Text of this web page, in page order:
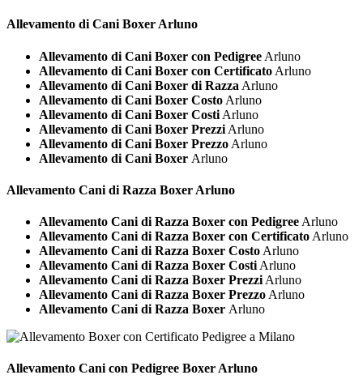
Allevamento di Cani Boxer Arluno
Allevamento di Cani Boxer con Pedigree Arluno
Allevamento di Cani Boxer con Certificato Arluno
Allevamento di Cani Boxer di Razza Arluno
Allevamento di Cani Boxer Costo Arluno
Allevamento di Cani Boxer Costi Arluno
Allevamento di Cani Boxer Prezzi Arluno
Allevamento di Cani Boxer Prezzo Arluno
Allevamento di Cani Boxer Arluno
Allevamento Cani di Razza Boxer Arluno
Allevamento Cani di Razza Boxer con Pedigree Arluno
Allevamento Cani di Razza Boxer con Certificato Arluno
Allevamento Cani di Razza Boxer Costo Arluno
Allevamento Cani di Razza Boxer Costi Arluno
Allevamento Cani di Razza Boxer Prezzi Arluno
Allevamento Cani di Razza Boxer Prezzo Arluno
Allevamento Cani di Razza Boxer Arluno
Allevamento Cani con Pedigree Boxer Arluno